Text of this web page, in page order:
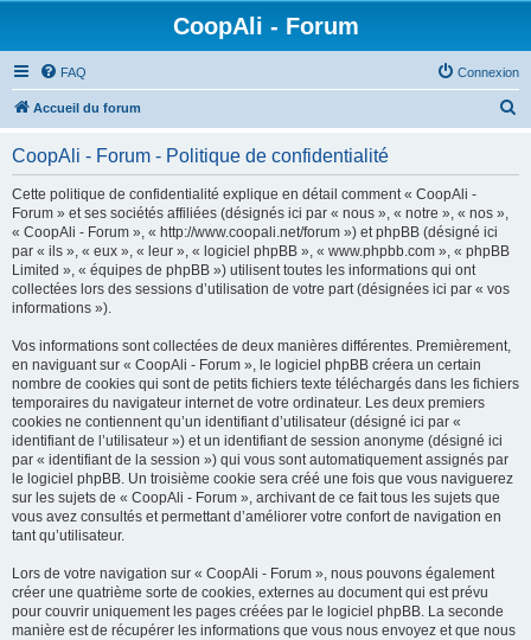
CoopAli - Forum
FAQ Connexion
Accueil du forum
CoopAli - Forum - Politique de confidentialité
Cette politique de confidentialité explique en détail comment « CoopAli -
Forum » et ses sociétés affiliées (désignés ici par « nous », « notre », « nos »,
« CoopAli - Forum », « http://www.coopali.net/forum ») et phpBB (désigné ici
par « ils », « eux », « leur », « logiciel phpBB », « www.phpbb.com », « phpBB
Limited », « équipes de phpBB ») utilisent toutes les informations qui ont
collectées lors des sessions d’utilisation de votre part (désignées ici par « vos
informations »).
Vos informations sont collectées de deux manières différentes. Premièrement,
en naviguant sur « CoopAli - Forum », le logiciel phpBB créera un certain
nombre de cookies qui sont de petits fichiers texte téléchargés dans les fichiers
temporaires du navigateur internet de votre ordinateur. Les deux premiers
cookies ne contiennent qu’un identifiant d’utilisateur (désigné ici par «
identifiant de l’utilisateur ») et un identifiant de session anonyme (désigné ici
par « identifiant de la session ») qui vous sont automatiquement assignés par
le logiciel phpBB. Un troisième cookie sera créé une fois que vous naviguerez
sur les sujets de « CoopAli - Forum », archivant de ce fait tous les sujets que
vous avez consultés et permettant d’améliorer votre confort de navigation en
tant qu’utilisateur.
Lors de votre navigation sur « CoopAli - Forum », nous pouvons également
créer une quatrième sorte de cookies, externes au document qui est prévu
pour couvrir uniquement les pages créées par le logiciel phpBB. La seconde
manière est de récupérer les informations que vous nous envoyez et que nous